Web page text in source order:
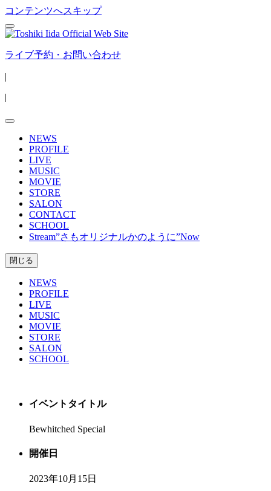
コンテンツへスキップ
ライブ予約・お問い合わせ
|
|
NEWS
PROFILE
LIVE
MUSIC
MOVIE
STORE
SALON
CONTACT
SCHOOL
Stream”さもオリジナルかのように”Now
閉じる
NEWS
PROFILE
LIVE
MUSIC
MOVIE
STORE
SALON
SCHOOL
イベントタイトル
Bewhitched Special
開催日
2023年10月15日